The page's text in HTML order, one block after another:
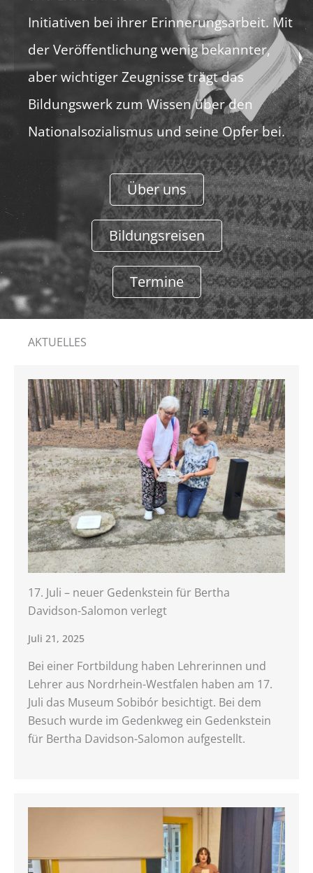
Initiativen bei ihrer Erinnerungsarbeit. Mit
der Veröffentlichung wenig bekannter,
aber wichtiger Zeugnisse trägt das
Bildungswerk zum Wissen über den
Nationalsozialismus und seine Opfer bei.
Über uns
Bildungsreisen
Termine
AKTUELLES
17. Juli – neuer Gedenkstein für Bertha
Davidson-Salomon verlegt
Juli 21, 2025
Bei einer Fortbildung haben Lehrerinnen und
Lehrer aus Nordrhein-Westfalen haben am 17.
Juli das Museum Sobibór besichtigt. Bei dem
Besuch wurde im Gedenkweg ein Gedenkstein
für Bertha Davidson-Salomon aufgestellt.